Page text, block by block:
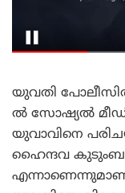
യുവതി
ൽ സോഷ്യൽ
യുവാവിനെ
ഹൈന്ദവ
എന്നാണെന്നുമാണ്